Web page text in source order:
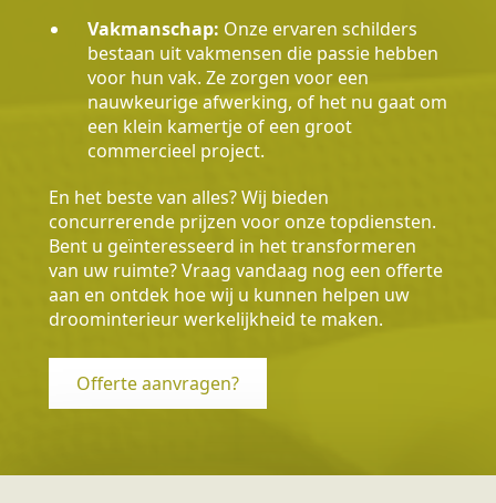
Vakmanschap: Onze ervaren schilders
bestaan uit vakmensen die passie hebben
voor hun vak. Ze zorgen voor een
nauwkeurige afwerking, of het nu gaat om
een klein kamertje of een groot
commercieel project.
En het beste van alles? Wij bieden
concurrerende prijzen voor onze topdiensten.
Bent u geïnteresseerd in het transformeren
van uw ruimte? Vraag vandaag nog een offerte
aan en ontdek hoe wij u kunnen helpen uw
droominterieur werkelijkheid te maken.
Offerte aanvragen?